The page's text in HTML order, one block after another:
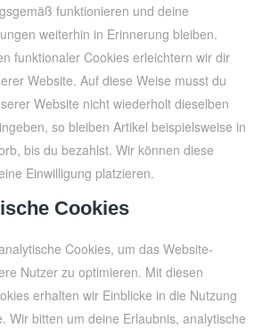
funktionieren und deine
weiterhin in Erinnerung bleiben.
funktionaler Cookies erleichtern wir dir
Website. Auf diese Weise musst du
Website nicht wiederholt dieselben
so bleiben Artikel beispielsweise in
bis du bezahlst. Wir können diese
Einwilligung platzieren.
Cookies
Cookies, um das Website-
Nutzer zu optimieren. Mit diesen
erhalten wir Einblicke in die Nutzung
Wir bitten um deine Erlaubnis, analytische